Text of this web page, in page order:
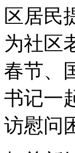
区居民
为社区
春节、
书记一
访慰问